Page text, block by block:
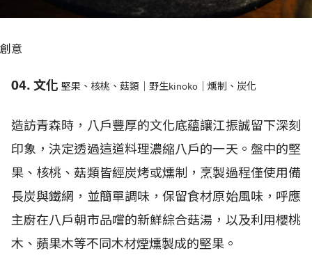
創意
04. 文化 堅果、核桃、菇類｜野生kinoko｜燻制、炭化
造訪青森時，八戶豐厚的文化底蘊讓江振誠留下深刻
印象，決定透過這道料理濃縮八戶的一天。盤中的堅
果、核桃、菇類皆經炭烤或燻制，烹製過程僅使用備
長炭與鐵網，並簡單調味，保留食材原始風味，呼應
主廚在八戶朝市品嚐的新鮮綜合菇湯，以及利用櫻桃
木、蘋果木等不同木材煙燻製成的堅果。